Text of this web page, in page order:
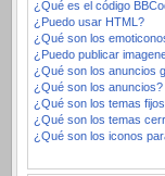
¿Qué es el código
¿Puedo usar HTML?
¿Qué son los
¿Puedo publicar
¿Qué son los anuncios
¿Qué son los anuncios?
¿Qué son los temas
¿Qué son los temas
¿Qué son los iconos